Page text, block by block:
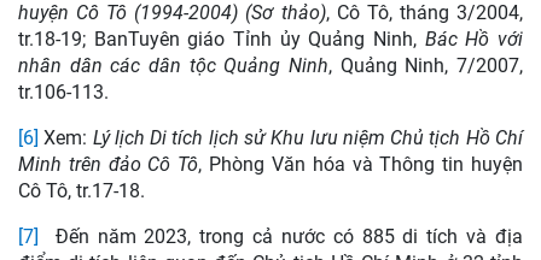
huyện Cô Tô (1994-2004) (Sơ thảo), Cô Tô, tháng 3/2004,
tr.18-19; BanTuyên giáo Tỉnh ủy Quảng Ninh, Bác Hồ với
nhân dân các dân tộc Quảng Ninh, Quảng Ninh, 7/2007,
tr.106-113.
[6] Xem: Lý lịch Di tích lịch sử Khu lưu niệm Chủ tịch Hồ Chí
Minh trên đảo Cô Tô, Phòng Văn hóa và Thông tin huyện
Cô Tô, tr.17-18.
[7]
Đến năm 2023, trong cả nước có 885 di tích và địa